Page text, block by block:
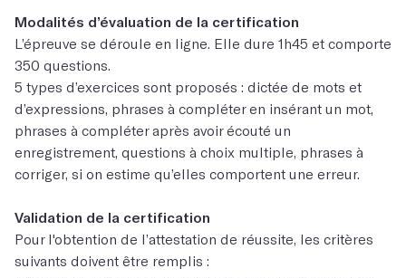
Modalités d’évaluation de la certification
L’épreuve se déroule en ligne. Elle dure 1h45 et comporte
350 questions.
5 types d’exercices sont proposés : dictée de mots et
d’expressions, phrases à compléter en insérant un mot,
phrases à compléter après avoir écouté un
enregistrement, questions à choix multiple, phrases à
corriger, si on estime qu’elles comportent une erreur.
Validation de la certification
Pour l'obtention de l’attestation de réussite, les critères
suivants doivent être remplis :